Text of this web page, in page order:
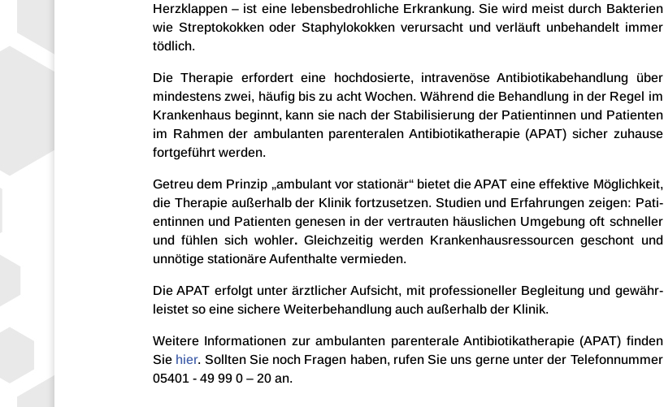
Herz­klap­pen – ist eine lebens­be­droh­li­che Erkran­kung. Sie wird meist durch Bakte­rien
wie Strep­to­kok­ken oder Staphy­lo­kok­ken verur­sacht und verläuft unbe­han­delt immer
tödlich.
Die Thera­pie erfor­dert eine hoch­do­sierte, intra­ve­nöse Anti­bio­ti­ka­be­hand­lung über
mindes­tens zwei, häufig bis zu acht Wochen. Während die Behand­lung in der Regel im
Kran­ken­haus beginnt, kann sie nach der Stabi­li­sie­rung der Pati­en­tin­nen und Pati­en­ten
im Rahmen der ambu­lan­ten paren­te­r­alen Anti­bio­ti­ka­the­ra­pie (APAT) sicher zuhause
fort­ge­führt werden.
Getreu dem Prin­zip „ambu­lant vor statio­när“ bietet die APAT eine effek­tive Möglich­keit,
die Thera­pie außer­halb der Klinik fort­zu­set­zen. Studien und Erfah­run­gen zeigen: Pati­
en­tin­nen und Pati­en­ten gene­sen in der vertrau­ten häus­li­chen Umge­bung oft schnel­ler
und fühlen sich wohler. Gleich­zei­tig werden Kran­ken­haus­res­sour­cen geschont und
unnö­tige statio­näre Aufent­halte vermieden.
Die APAT erfolgt unter ärzt­li­cher Aufsicht, mit profes­sio­nel­ler Beglei­tung und gewähr­
leis­tet so eine sichere Weiter­be­hand­lung auch außer­halb der Klinik.
Weitere Infor­ma­tio­nen zur ambu­lan­ten paren­te­r­ale Anti­bio­ti­ka­the­ra­pie (APAT) finden
Sie hier. Soll­ten Sie noch Fragen haben, rufen Sie uns gerne unter der Tele­fon­num­mer
05401 - 49 99 0 – 20 an.